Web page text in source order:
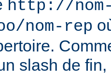
http://
nom-rep
slash de fin,